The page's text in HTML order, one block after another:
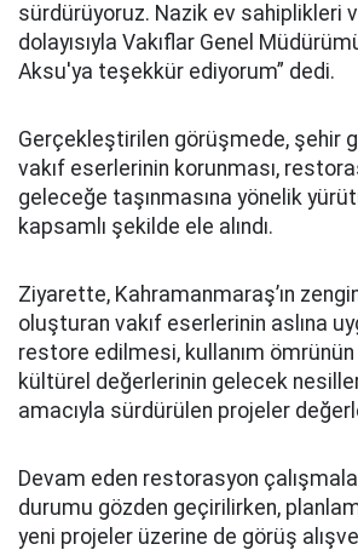
sürdürüyoruz. Nazik ev sahiplikleri
dolayısıyla Vakıflar Genel
Aksu'ya teşekkür ediyorum” dedi.
Gerçekleştirilen görüşmede, şehir
vakıf eserlerinin korunması,
geleceğe taşınmasına yönelik
kapsamlı şekilde ele alındı.
Ziyarette, Kahramanmaraş’ın
oluşturan vakıf eserlerinin aslına
restore edilmesi, kullanım ömrünün
kültürel değerlerinin gelecek
amacıyla sürdürülen projeler
Devam eden restorasyon
durumu gözden geçirilirken,
yeni projeler üzerine de görüş